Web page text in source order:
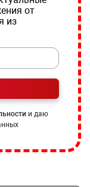
от
из
и даю